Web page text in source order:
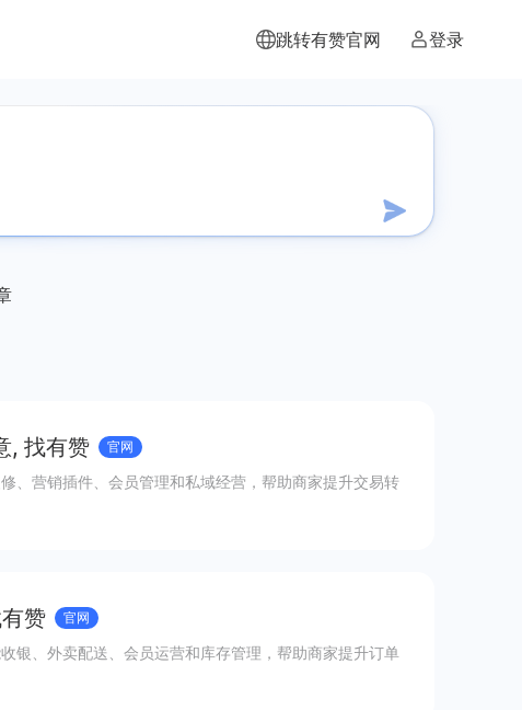
跳转有赞官网 登录
, 找有赞 官网
、营销插件、会员管理和私域经营，帮助商家提升交易转
赞 官网
银、外卖配送、会员运营和库存管理，帮助商家提升订单